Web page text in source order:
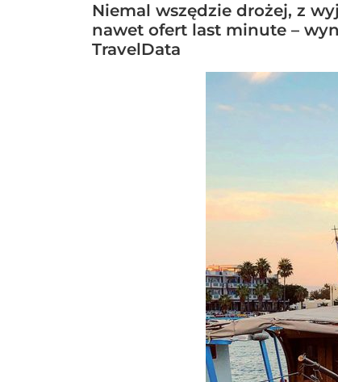
Niemal wszędzie drożej, z
nawet ofert last minute –
TravelData